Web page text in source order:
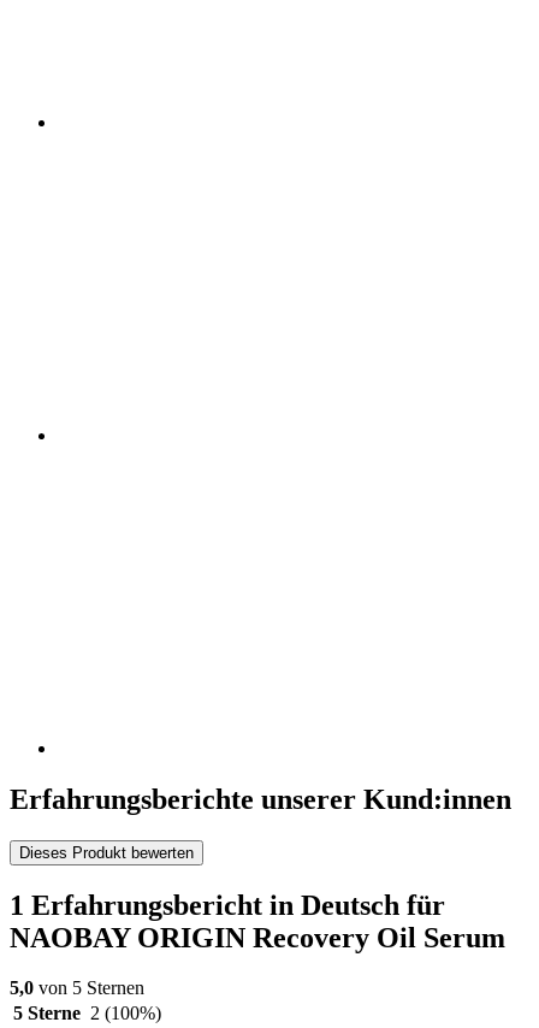
Erfahrungsberichte unserer Kund:innen
Dieses Produkt bewerten
1 Erfahrungsbericht in Deutsch für
NAOBAY ORIGIN Recovery Oil Serum
5,0 von 5 Sternen
5 Sterne 2 (100%)